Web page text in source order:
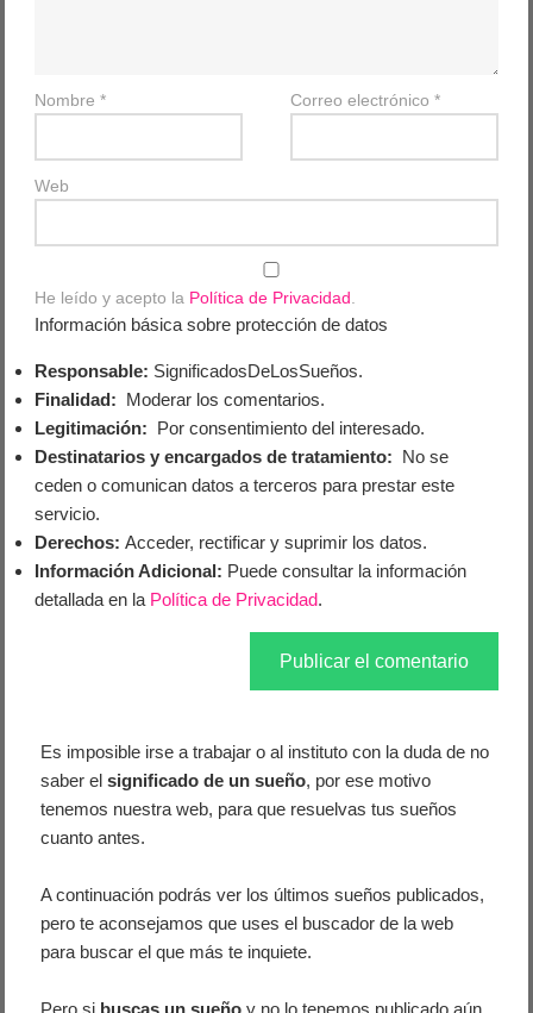
Nombre* Correo electrónico *
Web
He leído y acepto la Política de Privacidad
Información básica sobre protección de datos
Responsable: SignificadosDeLosSueños.
Finalidad: Moderar los comentarios.
Legitimación: Por consentimiento del interesado.
Destinatarios y encargados de tratamiento: No se
ceden o comunican datos a terceros para prestar este
servicio.
Derechos: Acceder, rectificar y suprimir los datos.
Información Adicional: Puede consultar la información
detallada en la Política de Privacidad.
Es imposible irse a trabajar o al instituto con la duda de no
saber elsignificado de un sueño, por ese motivo
tenemos nuestra web, para que resuelvas tus sueños
cuanto antes.
A continuación podrás ver los últimos sueños publicados,
pero te aconsejamos que uses el buscador de la web
para buscar el que más te inquiete.
Pero si buscas un sueño y no lo tenemos publicado aún,